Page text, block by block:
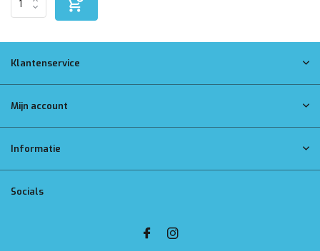
Klantenservice
Mijn account
Informatie
Socials